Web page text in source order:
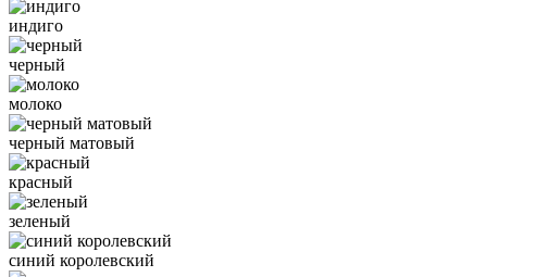
индиго
черный
молоко
черный матовый
красный
зеленый
синий королевский